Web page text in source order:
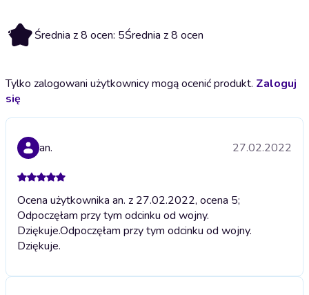
5 Średnia z 8 ocen: 5Średnia z 8 ocen
Tylko zalogowani użytkownicy mogą ocenić produkt. Zaloguj
się
an. 27.02.2022
Ocena użytkownika an. z 27.02.2022, ocena 5;
Odpoczęłam przy tym odcinku od wojny.
Dziękuje.Odpoczęłam przy tym odcinku od wojny.
Dziękuje.